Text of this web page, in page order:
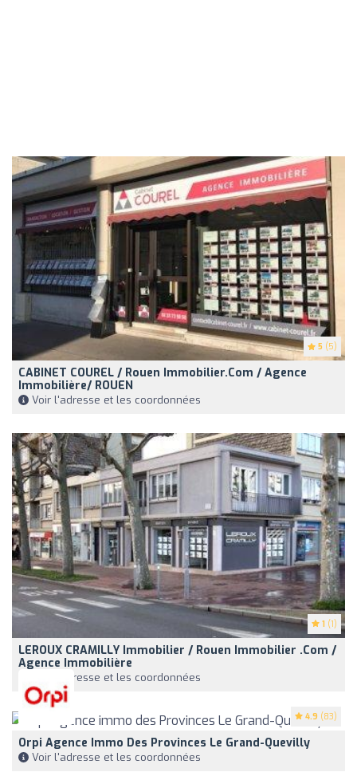
5 (5)
CABINET COUREL / Rouen Immobilier.com / Agence
Immobilière/ ROUEN
Voir l'adresse et les coordonnées
1 (1)
LEROUX CRAMILLY Immobilier / Rouen Immobilier .com /
Agence Immobilière
Voir l'adresse et les coordonnées
4.9 (83)
Orpi Agence Immo Des Provinces Le Grand-Quevilly
Voir l'adresse et les coordonnées